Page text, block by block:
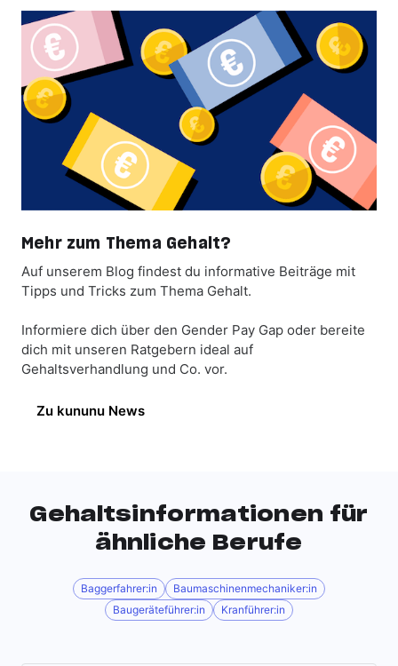
Mehr zum Thema Gehalt?
Auf unserem Blog findest du informative Beiträge mit
Tipps und Tricks zum Thema Gehalt.
Informiere dich über den Gender Pay Gap oder bereite
dich mit unseren Ratgebern ideal auf
Gehaltsverhandlung und Co. vor.
Zu kununu News
Gehaltsinformationen für
ähnliche Berufe
Baggerfahrer:in
Baumaschinenmechaniker:in
Baugeräteführer:in
Kranführer:in